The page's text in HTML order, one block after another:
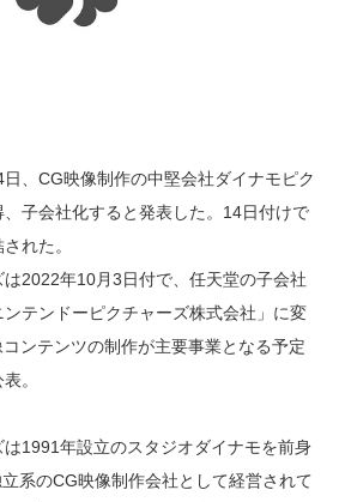
、CG映像制作の中堅会社ダイナモピク
子会社化すると発表した。14日付けで
れた。
2022年10月3日付で、任天堂の子会社
テンドーピクチャーズ株式会社」に変
ンテンツの制作が主要事業となる予定
。
1991年設立のスタジオダイナモを前身
系のCG映像制作会社として経営されて